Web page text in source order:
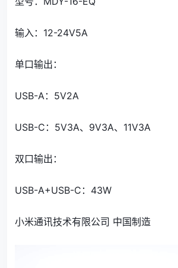
输入：12-24V5A
单口输出：
USB-A：5V2A
USB-C：5V3A、9V3A、11V3A
双口输出：
USB-A+USB-C：43W
小米通讯技术有限公司 中国制造